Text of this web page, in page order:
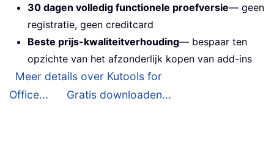
30 dagen volledig functionele proefversie— geen
registratie, geen creditcard
Beste prijs-kwaliteitverhouding— bespaar ten
opzichte van het afzonderlijk kopen van add-ins
Meer details over Kutools for
Office...
Gratis downloaden...